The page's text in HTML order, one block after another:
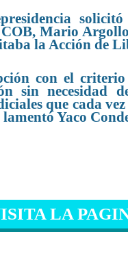
Mario
la Acción de
con el
sin necesidad
que cada
Yaco
LA